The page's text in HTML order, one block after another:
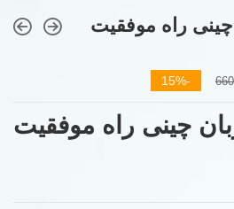
راه موفقیت
قیمت
تومان660.000
بود.
قیمت
تومان560.000
است.
چینی راه موفقیت